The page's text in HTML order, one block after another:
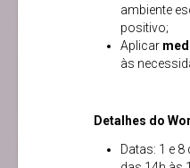
ambiente
positivo;
Aplicar
às
Detalhes do
Datas: 1 e